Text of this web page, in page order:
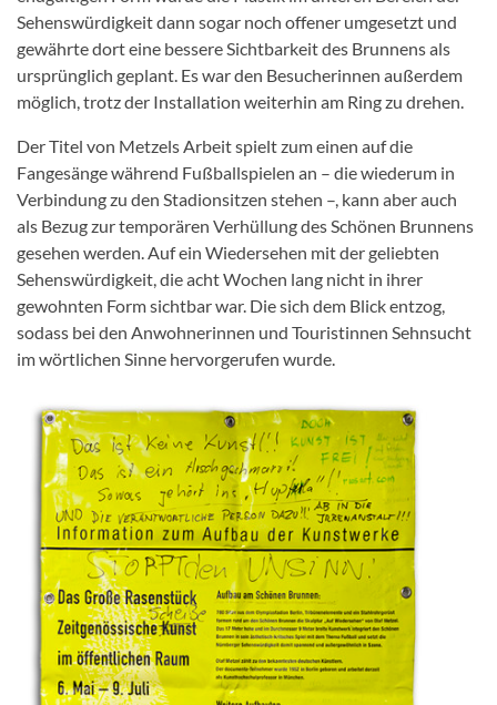
Sehenswürdigkeit dann sogar noch offener umgesetzt und
gewährte dort eine bessere Sichtbarkeit des Brunnens als
ursprünglich geplant. Es war den Besucherinnen außerdem
möglich, trotz der Installation weiterhin am Ring zu drehen.
Der Titel von Metzels Arbeit spielt zum einen auf die
Fangesänge während Fußballspielen an – die wiederum in
Verbindung zu den Stadionsitzen stehen –, kann aber auch
als Bezug zur temporären Verhüllung des Schönen Brunnens
gesehen werden. Auf ein Wiedersehen mit der geliebten
Sehenswürdigkeit, die acht Wochen lang nicht in ihrer
gewohnten Form sichtbar war. Die sich dem Blick entzog,
sodass bei den Anwohnerinnen und Touristinnen Sehnsucht
im wörtlichen Sinne hervorgerufen wurde.